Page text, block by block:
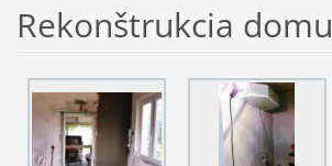
Rekonštrukcia domu